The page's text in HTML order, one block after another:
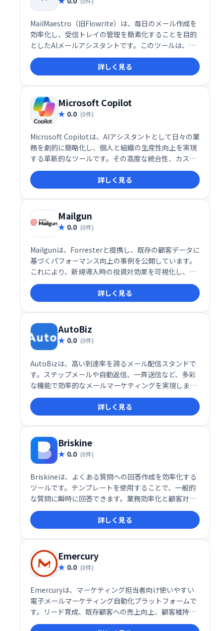
MailMaestro（旧Flowrite）は、毎日のメール作成を
効率化し、受信トレイの管理を簡素化することを目的
としたAIメールアシスタントです。このツールは、シ
ンプルかつ強力なAI技術を活用して、少ない労力でプ
ロフェッショナルなメールを作成できる点が特徴で
す。日々のコミュニケーションにかかる負担を軽減
し、生産性を高めることを目指しています。
詳しく見る
Microsoft Copilot
0.0 (0件)
Microsoft Copilotは、AIアシスタントとして日々の業
務を劇的に簡略化し、個人と組織の生産性向上を実現
する革新的なツールです。その高度な統合性、カスタ
マイズ性、そして自然言語での操作性により、デジタ
ルワークプレイスの未来を切り開く重要な存在として
注目されています。
詳しく見る
Mailgun
0.0 (0件)
Mailgunは、Forresterと提携し、既存の顧客データに
基づくパフォーマンス向上の事例を公開しています。
これにより、新規導入時の投資対効果を可視化し、信
頼性を高めています。
詳しく見る
AutoBiz
0.0 (0件)
AutoBizは、高い到達率を誇るメール配信スタンドで
す。ステップメールや自動返信、一斉送信など、多彩
な機能で効率的なメールマーケティングを実現しま
す。クレジット決済連携にも対応し、スムーズな運用
をサポート。顧客とのエンゲージメント強化に最適な
ツールです。
詳しく見る
Briskine
0.0 (0件)
Briskineは、よくある質問への回答作成を効率化する
ツールです。テンプレートを使用することで、一般的
な質問に瞬時に回答できます。業務効率化と顧客対応
の迅速化を実現し、よりスムーズなコミュニケーショ
ンをサポートします。時間と労力の節約に繋がり、顧
客満足度の向上に貢献します。
詳しく見る
Emercury
0.0 (0件)
Emercuryは、マーケティング担当者向け使いやすい
電子メールマーケティング自動化プラットフォームで
す。リード育成、既存顧客への売上向上、顧客維持率
向上を支援します。メールマーケティングのベストプ